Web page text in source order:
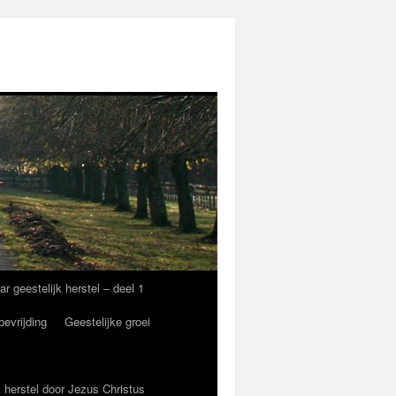
geestelijk herstel – deel 1
Geestelijke groei
door Jezus Christus